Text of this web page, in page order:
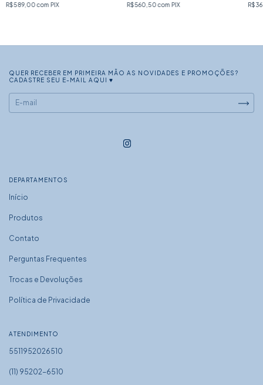
R$589,00com PIX R$560,50com PIX
QUER RECEBER EM PRIMEIRA MÃO AS NOVIDADES E PROMOÇÕES?
CADASTRE SEU E-MAIL AQUI ♥
DEPARTAMENTOS
Início
Produtos
Contato
Perguntas Frequentes
Trocas e Devoluções
Política de Privacidade
ATENDIMENTO
5511952026510
(11) 95202-6510